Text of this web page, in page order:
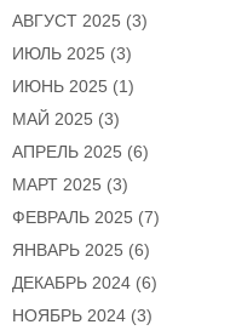
АВГУСТ 2025 (3)
ИЮЛЬ 2025 (3)
ИЮНЬ 2025 (1)
МАЙ 2025 (3)
АПРЕЛЬ 2025 (6)
МАРТ 2025 (3)
ФЕВРАЛЬ 2025 (7)
ЯНВАРЬ 2025 (6)
ДЕКАБРЬ 2024 (6)
НОЯБРЬ 2024 (3)